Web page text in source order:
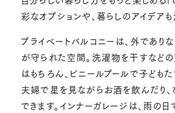
彩なオプションや、暮らしのアイデアも
プライベートバルコニーは、外であり
が守られた空間。洗濯物を干すなど
はもちろん、ビニールプールで子ども
夫婦で星を見ながらお酒を飲んだり
できます。インナーガレージは、雨の